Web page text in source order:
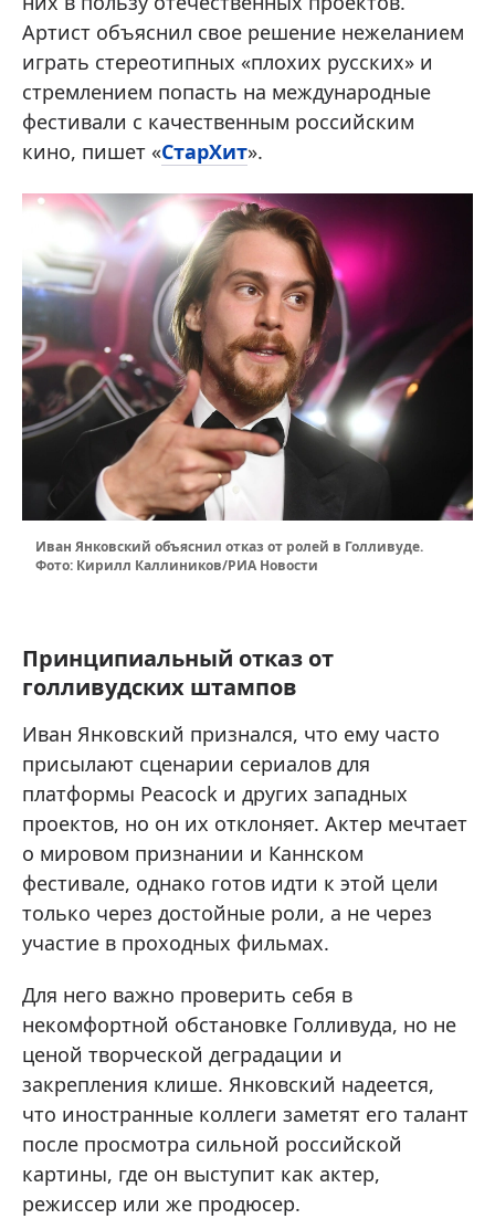
Артист объяснил свое решение нежеланием
играть стереотипных «плохих русских» и
стремлением попасть на международные
фестивали с качественным российским
кино, пишет «СтарХит».
Иван Янковский объяснил отказ от ролей в Голливуде.
Фото: Кирилл Каллиников/РИА Новости
Принципиальный отказ от
голливудских штампов
Иван Янковский признался, что ему часто
присылают сценарии сериалов для
платформы Peacock и других западных
проектов, но он их отклоняет. Актер мечтает
о мировом признании и Каннском
фестивале, однако готов идти к этой цели
только через достойные роли, а не через
участие в проходных фильмах.
Для него важно проверить себя в
некомфортной обстановке Голливуда, но не
ценой творческой деградации и
закрепления клише. Янковский надеется,
что иностранные коллеги заметят его талант
после просмотра сильной российской
картины, где он выступит как актер,
режиссер или же продюсер.